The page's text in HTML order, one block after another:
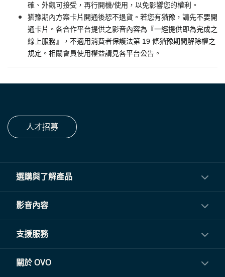
確、外觀可接受，再行開機/使用，以免影響您的權利。
猶豫期內方案卡片開通後恕不退貨。若您有猶豫，請先不要開
通卡片。各合作平台提供之影音內容為『一經提供即為完成之
線上服務』，不適用消費者保護法第 19 條猶豫期間解除權之
規定。相關會員使用權益請見各平台公告。
人才招募
選購與了解產品
投影機
閨蜜機與電視
電視盒與周邊
影音內容
影音訂閱
支援服務
常見問題
關於 OVO